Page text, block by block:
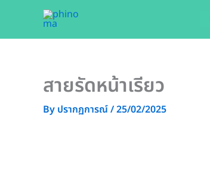
content
สายรัดหน้าเรียว
By ปรากฏการณ์/25/02/2025